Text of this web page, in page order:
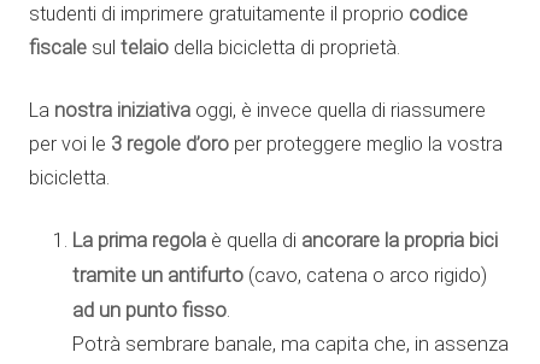
studenti di imprimere gratuitamente il proprio codice
fiscale sul telaio della bicicletta di proprietà.
La nostra iniziativa oggi, è invece quella di riassumere
per voi le 3 regole d’oro per proteggere meglio la vostra
bicicletta.
La prima regola è quella di ancorare la propria bici
tramite un antifurto (cavo, catena o arco rigido)
ad un punto fisso.
Potrà sembrare banale, ma capita che, in assenza